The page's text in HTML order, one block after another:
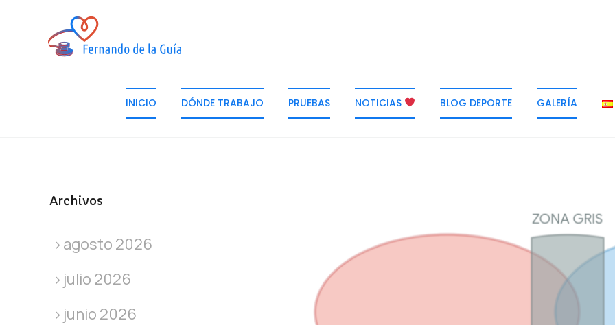
INICIO DÓNDE TRABAJO PRUEBAS NOTICIAS BLOG DEPORTE GALERÍA
Archivos
agosto 2026
julio 2026
junio 2026